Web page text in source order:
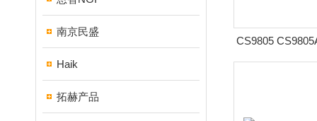
南京民盛
Haik
拓赫产品
CS9805
校验